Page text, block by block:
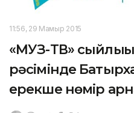
11:56, 29 Мамыр 2015
«МУЗ-ТВ»
рәсімінде
ерекше нөмір